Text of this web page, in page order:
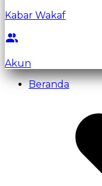
Kabar Wakaf
Akun
Beranda